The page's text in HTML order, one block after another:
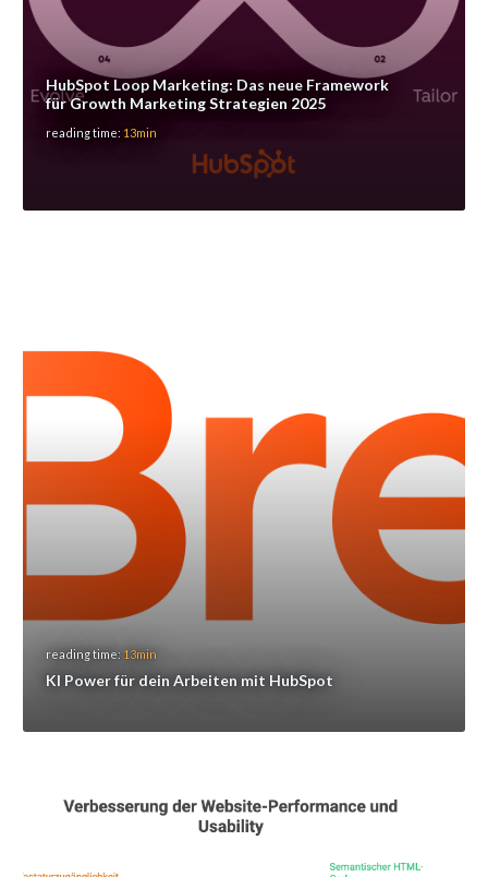
HubSpot Loop Marketing: Das neue Framework
für Growth Marketing Strategien 2025
reading time: 13min
KI Power für dein Arbeiten mit HubSpot
reading time: 13min